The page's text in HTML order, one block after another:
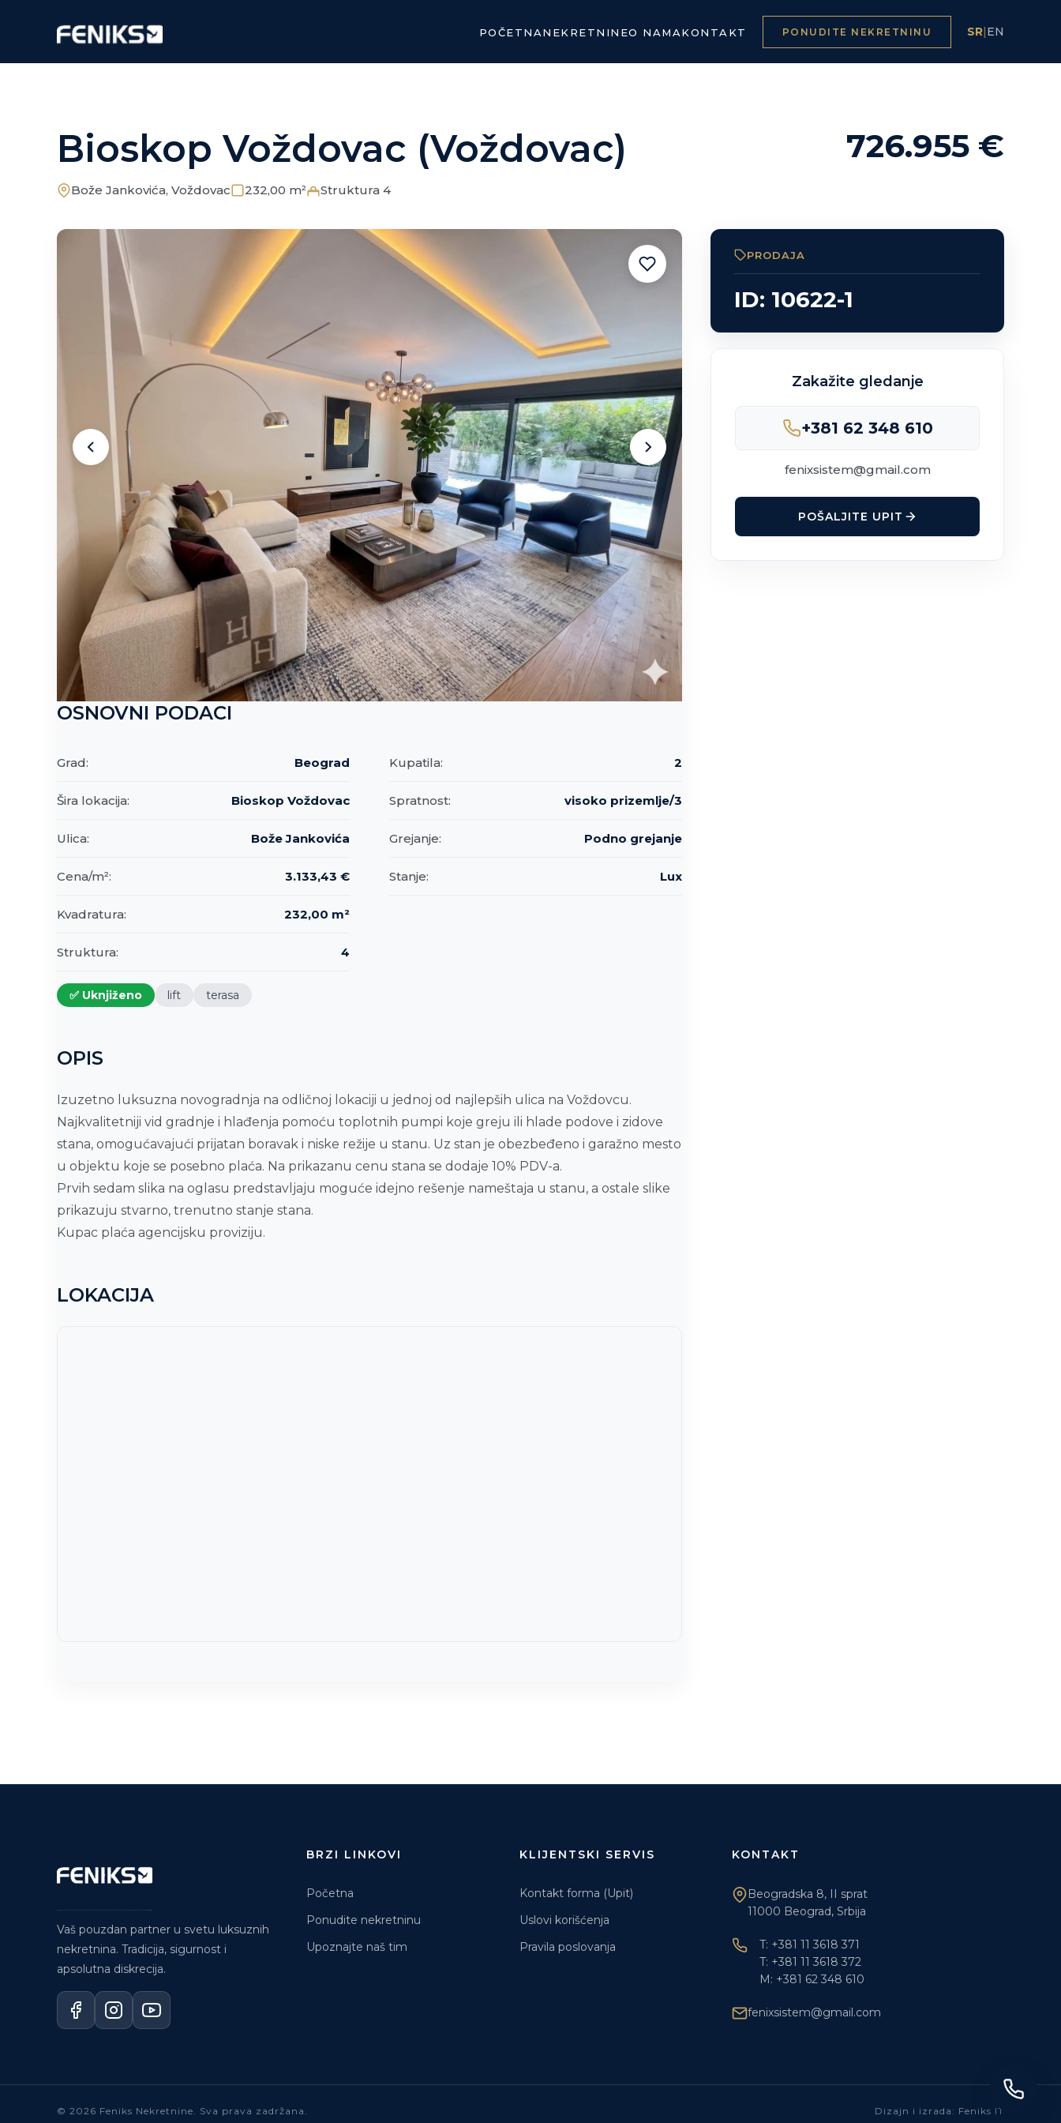
POČETNANEKRETNINEO NAMAKONTAKT PONUDITE NEKRETNINU SR|EN
Bioskop Voždovac (Voždovac)
Bože Jankovića, Voždovac 232,00 m² Struktura 4
726.955 €
OSNOVNI PODACI
Grad: Beograd
Šira lokacija: Bioskop Voždovac
Ulica: Bože Jankovića
Cena/m²: 3.133,43 €
Kvadratura: 232,00 m²
Struktura: 4
Kupatila: 2
Spratnost: visoko prizemlje/3
Grejanje: Podno grejanje
Stanje: Lux
✅ Uknjiženo lift terasa
OPIS
Izuzetno luksuzna novogradnja na odličnoj lokaciji u jednoj od najlepših ulica na Voždovcu.
Najkvalitetniji vid gradnje i hlađenja pomoću toplotnih pumpi koje greju ili hlade podove i zidove
stana, omogućavajući prijatan boravak i niske režije u stanu. Uz stan je obezbeđeno i garažno mesto
u objektu koje se posebno plaća. Na prikazanu cenu stana se dodaje 10% PDV-a.
Prvih sedam slika na oglasu predstavljaju moguće idejno rešenje nameštaja u stanu, a ostale slike
prikazuju stvarno, trenutno stanje stana.
Kupac plaća agencijsku proviziju.
LOKACIJA
PRODAJA
ID: 10622-1
Zakažite gledanje
+381 62 348 610
fenixsistem@gmail.com
POŠALJITE UPIT
Vaš pouzdan partner u svetu luksuznih
nekretnina. Tradicija, sigurnost i
apsolutna diskrecija.
BRZI LINKOVI
Početna
Ponudite nekretninu
Upoznajte naš tim
KLIJENTSKI SERVIS
Kontakt forma (Upit)
Uslovi korišćenja
Pravila poslovanja
KONTAKT
Beogradska 8, II sprat
11000 Beograd, Srbija
T: +381 11 3618 371
T: +381 11 3618 372
M: +381 62 348 610
fenixsistem@gmail.com
© 2026 Feniks Nekretnine. Sva prava zadržana. Dizajn i izrada: Feniks IT